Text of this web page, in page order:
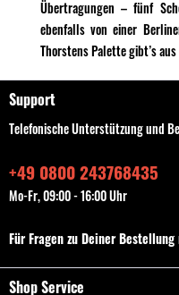
Übertragungen – fünf
ebenfalls von einer
Thorstens Palette gibt’s
Support
Telefonische Unterstützung und
+49 0800 243768435
Mo-Fr, 09:00 - 16:00 Uhr
Für Fragen zu Deiner
Shop Service